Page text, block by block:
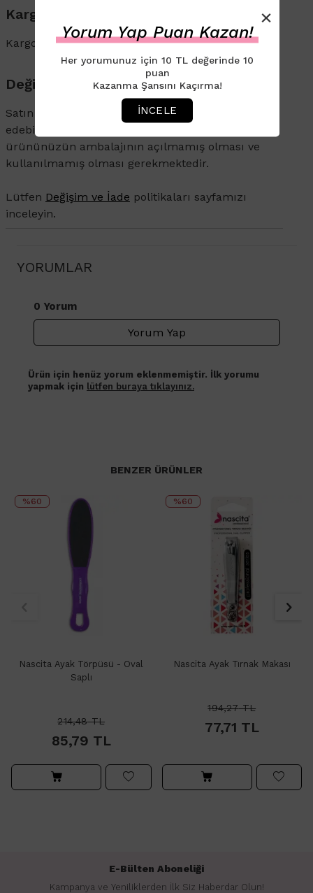
Kargo & Teslimat
Kargo ve İade süreçleriyle ilgili bilgi içintıklayın
Değişim & İade
Satın aldığınız ürünü 14 gün içerisinde iade
edebilirsiniz. İade veya değişim talebi olan
ürününüzün ambalajının açılmamış olması ve
kullanılmamış olması gerekmektedir.
Lütfen Değişim ve İade politikaları sayfamızı
inceleyin.
YORUMLAR
0 Yorum
Yorum Yap
Ürün için henüz yorum eklenmemiştir. İlk yorumu
yapmak için lütfen buraya tıklayınız.
×
Yorum Yap Puan Kazan!
Her yorumunuz için 10 TL değerinde 10
puan
Kazanma Şansını Kaçırma!
İNCELE
BENZER ÜRÜNLER
%60
Nascita Ayak Törpüsü - Oval
Saplı
214,48TL
85,79 TL
%60
Nascita Ayak Tırnak Makası
194,27TL
77,71 TL
E-Bülten Aboneliği
Kampanya ve Yeniliklerden İlk Siz Haberdar Olun!